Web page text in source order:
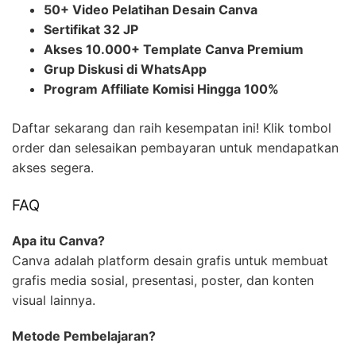
50+ Video Pelatihan Desain Canva
Sertifikat 32 JP
Akses 10.000+ Template Canva Premium
Grup Diskusi di WhatsApp
Program Affiliate Komisi Hingga 100%
Daftar sekarang dan raih kesempatan ini! Klik tombol
order dan selesaikan pembayaran untuk mendapatkan
akses segera.
FAQ
Apa itu Canva?
Canva adalah platform desain grafis untuk membuat
grafis media sosial, presentasi, poster, dan konten
visual lainnya.
Metode Pembelajaran?